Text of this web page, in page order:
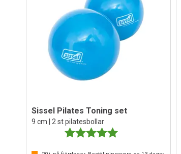
Sissel Pilates Toning set
9 cm | 2 st pilatesbollar
Betyg: